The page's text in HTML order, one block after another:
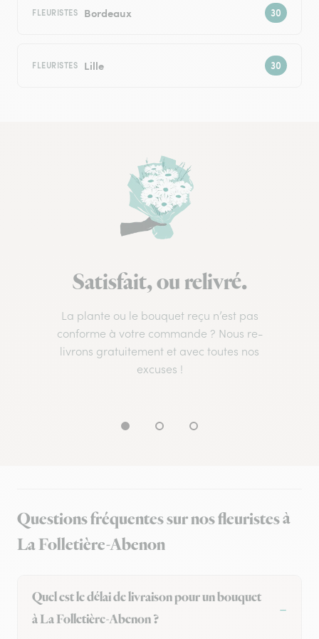
FLEURISTES Bordeaux
FLEURISTES Lille
Satisfait, ou relivré.
La plante ou le bouquet reçu n’est pas
conforme à votre commande ? Nous re-
livrons gratuitement et avec toutes nos
excuses !
Questions fréquentes sur nos fleuristes à
La Folletière-Abenon
Quel est le délai de livraison pour un bouquet
à La Folletière-Abenon ?